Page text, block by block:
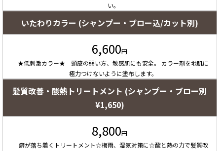
い。
いたわりカラー (シャンプー・ブロー込/カット別)
6,600円
★低刺激カラー★ 頭皮の弱い方、敏感肌にも安全。 カラー剤を地肌に
極力つけないように塗布します。
髪質改善・酸熱トリートメント (シャンプー・ブロー別
¥1,650)
8,800円
癖が落ち着くトリートメント☆梅雨、湿気対策に☆酸と熱の力で髪質改